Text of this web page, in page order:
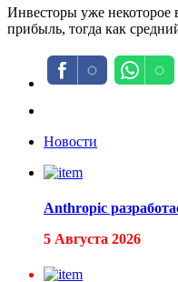
Инвесторы уже
прибыль, тогда как
Новости
Anthropic
5 Августа 2026